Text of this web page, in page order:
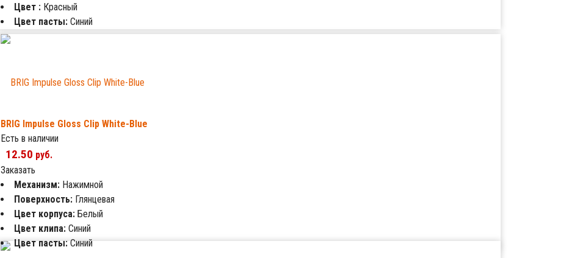
Цвет : Красный
Цвет пасты: Синий
BRIG Impulse Gloss Clip White-Blue
Есть в наличии
12.50 руб.
Заказать
Механизм: Нажимной
Поверхность: Глянцевая
Цвет корпуса: Белый
Цвет клипа: Синий
Цвет пасты:Синий